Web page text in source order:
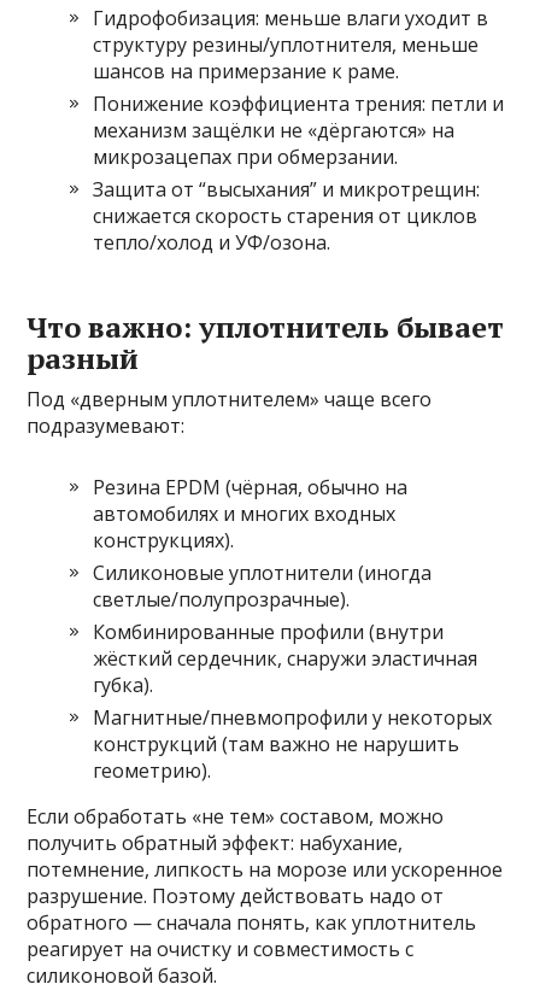
Гидрофобизация: меньше влаги уходит в
структуру резины/уплотнителя, меньше
шансов на примерзание к раме.
Понижение коэффициента трения: петли и
механизм защёлки не «дёргаются» на
микрозацепах при обмерзании.
Защита от “высыхания” и микротрещин:
снижается скорость старения от циклов
тепло/холод и УФ/озона.
Что важно: уплотнитель бывает
разный
Под «дверным уплотнителем» чаще всего
подразумевают:
Резина EPDM (чёрная, обычно на
автомобилях и многих входных
конструкциях).
Силиконовые уплотнители (иногда
светлые/полупрозрачные).
Комбинированные профили (внутри
жёсткий сердечник, снаружи эластичная
губка).
Магнитные/пневмопрофили у некоторых
конструкций (там важно не нарушить
геометрию).
Если обработать «не тем» составом, можно
получить обратный эффект: набухание,
потемнение, липкость на морозе или ускоренное
разрушение. Поэтому действовать надо от
обратного — сначала понять, как уплотнитель
реагирует на очистку и совместимость с
силиконовой базой.